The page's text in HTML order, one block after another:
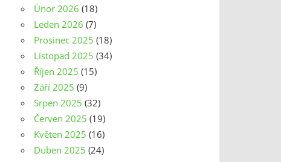
Únor 2026 (18)
Leden 2026 (7)
Prosinec 2025 (18)
Listopad 2025 (34)
Říjen 2025 (15)
Září 2025 (9)
Srpen 2025 (32)
Červen 2025 (19)
Květen 2025 (16)
Duben 2025 (24)